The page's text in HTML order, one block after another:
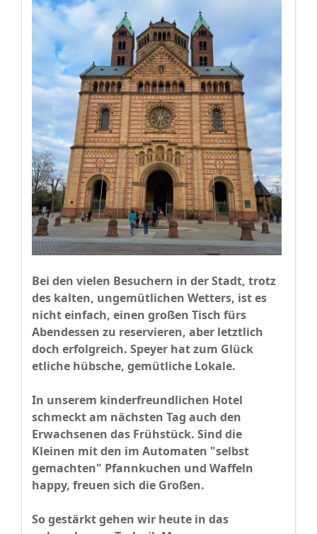
Bei den vielen Besuchern in der Stadt, trotz
des kalten, ungemütlichen Wetters, ist es
nicht einfach, einen großen Tisch fürs
Abendessen zu reservieren, aber letztlich
doch erfolgreich. Speyer hat zum Glück
etliche hübsche, gemütliche Lokale.
In unserem kinderfreundlichen Hotel
schmeckt am nächsten Tag auch den
Erwachsenen das Frühstück. Sind die
Kleinen mit den im Automaten "selbst
gemachten" Pfannkuchen und Waffeln
happy, freuen sich die Großen.
So gestärkt gehen wir heute in das